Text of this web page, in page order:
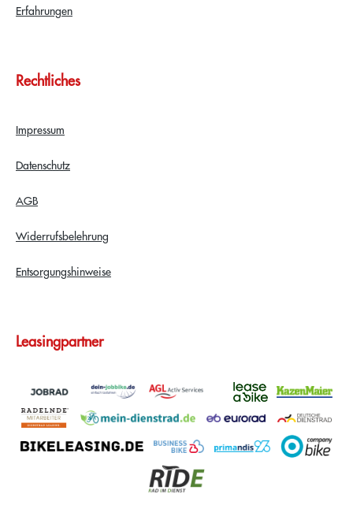
Erfahrungen
Rechtliches
Impressum
Datenschutz
AGB
Widerrufsbelehrung
Entsorgungshinweise
Leasingpartner